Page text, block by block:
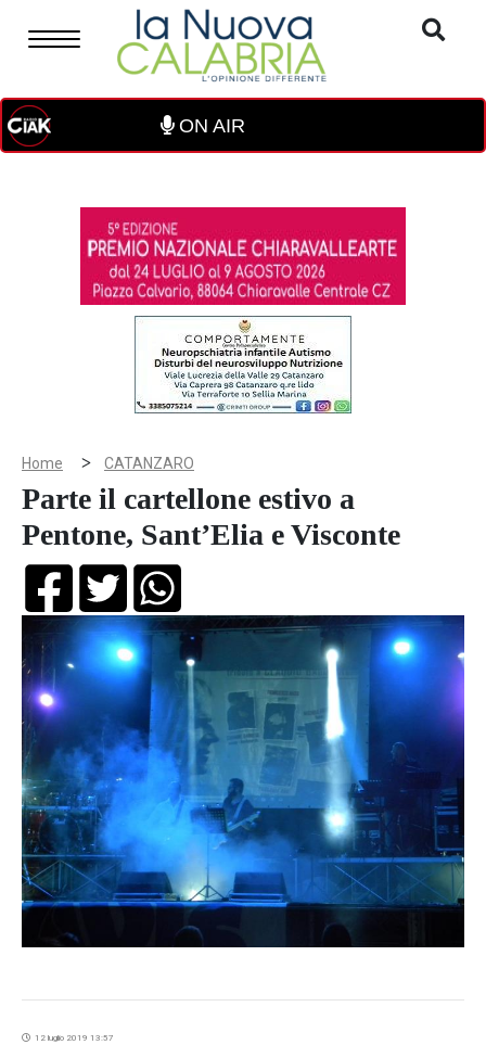
ON AIR
Home > CATANZARO
Parte il cartellone estivo a
Pentone, Sant’Elia e Visconte
12 luglio 2019 13:57